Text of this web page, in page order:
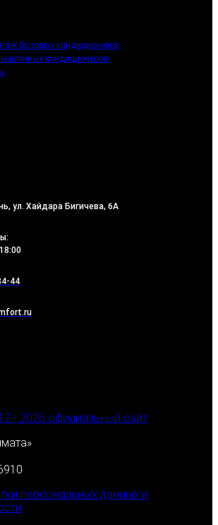
бытовых кондиционеров
кондиционеров
ул. Хайдара Бигичева, 6А
44
- 2026 официальный сайт
персональных данных и